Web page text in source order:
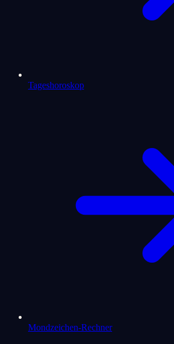
Tageshoroskop
Mondzeichen-Rechner